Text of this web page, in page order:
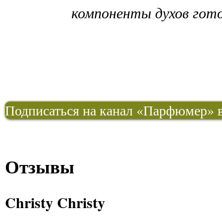
компоненты духов
Подписаться на канал «Парфюмер»
Отзывы
Christy Christy